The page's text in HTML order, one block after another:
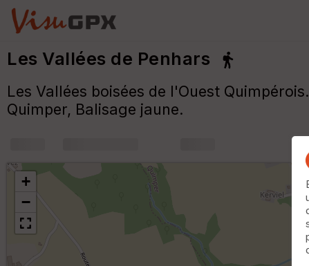
Les Vallées de Penhars
Les Vallées boisées de l'Ouest
Quimper, Balisage jaune.
+
−